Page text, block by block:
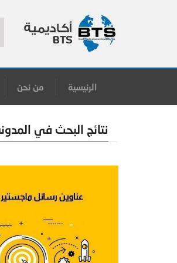
الرئيسية من نحن
نتائج البحث في